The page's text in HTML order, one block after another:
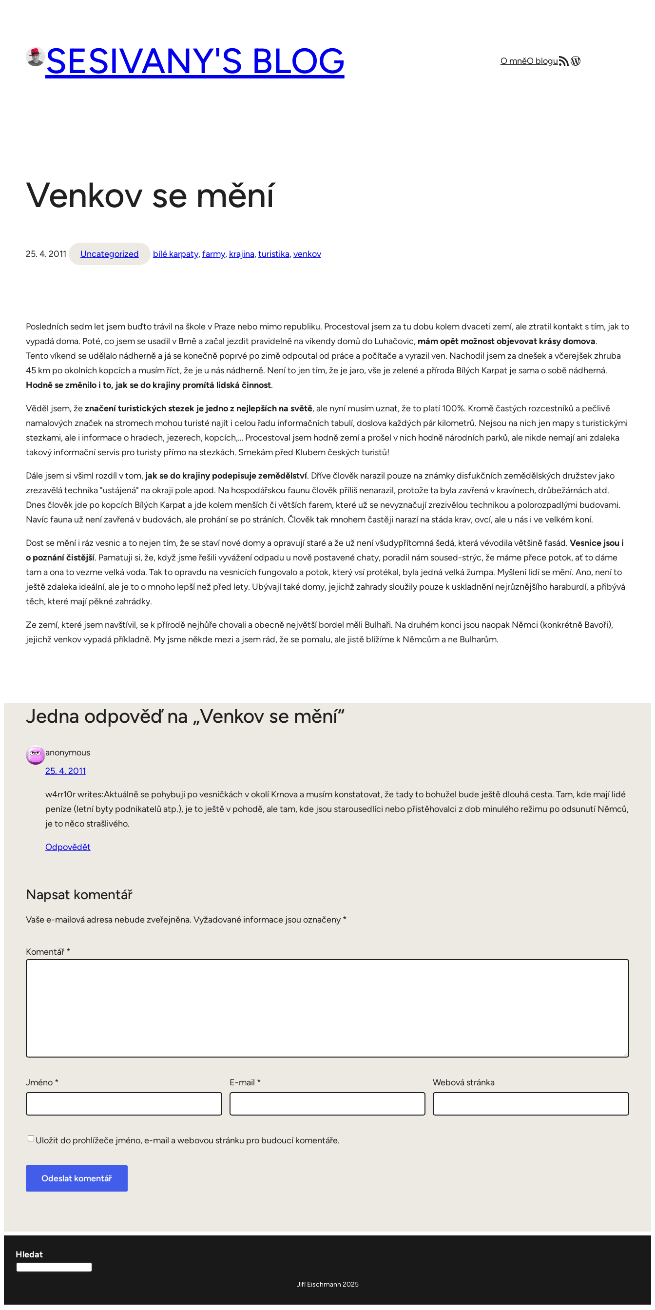
SESIVANY'S BLOG O mněO bloguRSS zdrojMůj blog v angličtině
Venkov se mění
25. 4. 2011 Uncategorized bílé karpaty, farmy, krajina, turistika, venkov
Posledních sedm let jsem buďto trávil na škole v Praze nebo mimo republiku. Procestoval jsem za tu dobu kolem dvaceti zemí, ale ztratil kontakt s tím, jak to
vypadá doma. Poté, co jsem se usadil v Brně a začal jezdit pravidelně na víkendy domů do Luhačovic, mám opět možnost objevovat krásy domova.
Tento víkend se udělalo nádherně a já se konečně poprvé po zimě odpoutal od práce a počítače a vyrazil ven. Nachodil jsem za dnešek a včerejšek zhruba
45 km po okolních kopcích a musím říct, že je u nás nádherně. Není to jen tím, že je jaro, vše je zelené a příroda Bílých Karpat je sama o sobě nádherná.
Hodně se změnilo i to, jak se do krajiny promítá lidská činnost.
Věděl jsem, žeznačení turistických stezek je jedno z nejlepších na světě, ale nyní musím uznat, že to platí 100%. Kromě častých rozcestníků a pečlivě
namalových značek na stromech mohou turisté najít i celou řadu informačních tabulí, doslova každých pár kilometrů. Nejsou na nich jen mapy s turistickými
stezkami, ale i informace o hradech, jezerech, kopcích,… Procestoval jsem hodně zemí a prošel v nich hodně národních parků, ale nikde nemají ani zdaleka
takový informační servis pro turisty přímo na stezkách. Smekám před Klubem českých turistů!
Dále jsem si všiml rozdíl v tom, jak se do krajiny podepisuje zemědělství. Dříve člověk narazil pouze na známky disfukčních zemědělských družstev jako
zrezavělá technika "ustájená" na okraji pole apod. Na hospodářskou faunu člověk příliš nenarazil, protože ta byla zavřená v kravínech, drůbežárnách atd.
Dnes člověk jde po kopcích Bílých Karpat a jde kolem menších či větších farem, které už se nevyznačují zrezivělou technikou a polorozpadlými budovami.
Navíc fauna už není zavřená v budovách, ale prohání se po stráních. Člověk tak mnohem častěji narazí na stáda krav, ovcí, ale u nás i ve velkém koní.
Dost se mění i ráz vesnic a to nejen tím, že se staví nové domy a opravují staré a že už není všudypřítomná šedá, která vévodila většině fasád. Vesnice jsou i
o poznání čistější. Pamatuji si, že, když jsme řešili vyvážení odpadu u nově postavené chaty, poradil nám soused-strýc, že máme přece potok, ať to dáme
tam a ona to vezme velká voda. Tak to opravdu na vesnicích fungovalo a potok, který vsí protékal, byla jedná velká žumpa. Myšlení lidí se mění. Ano, není to
ještě zdaleka ideální, ale je to o mnoho lepší než před lety. Ubývají také domy, jejichž zahrady sloužily pouze k uskladnění nejrůznějšího haraburdí, a přibývá
těch, které mají pěkné zahrádky.
Ze zemí, které jsem navštívil, se k přírodě nejhůře chovali a obecně největší bordel měli Bulhaři. Na druhém konci jsou naopak Němci (konkrétně Bavoři),
jejichž venkov vypadá příkladně. My jsme někde mezi a jsem rád, že se pomalu, ale jistě blížíme k Němcům a ne Bulharům.
Jedna odpověď na „Venkov se mění“
anonymous
25. 4. 2011
w4rr10r writes:Aktuálně se pohybuji po vesničkách v okolí Krnova a musím konstatovat, že tady to bohužel bude ještě dlouhá cesta. Tam, kde mají lidé
peníze (letní byty podnikatelů atp.), je to ještě v pohodě, ale tam, kde jsou starousedlíci nebo přistěhovalci z dob minulého režimu po odsunutí Němců,
je to něco strašlivého.
Odpovědět
Napsat komentář
Vaše e-mailová adresa nebude zveřejněna. Vyžadované informace jsou označeny*
Komentář *
Jméno * E-mail * Webová stránka
Uložit do prohlížeče jméno, e-mail a webovou stránku pro budoucí komentáře.
Hledat
Jiří Eischmann 2025